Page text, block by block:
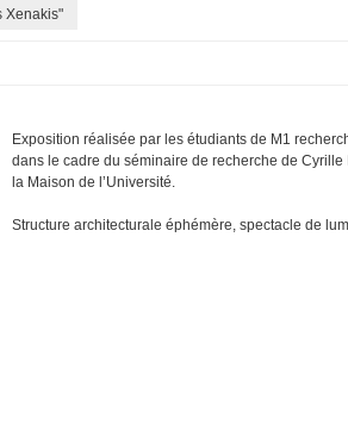
Xenakis"
Exposition réalisée par les étudiants de M1
dans le cadre du séminaire de recherche de
la Maison de l’Université.
Structure architecturale éphémère, spectacle de